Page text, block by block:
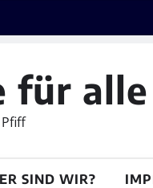
für alle
SIND WIR?